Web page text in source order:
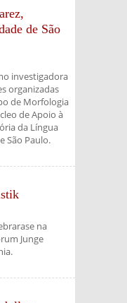
de São
investigadora
organizadas
de Morfologia
de Apoio à
da Língua
São Paulo.
na
Junge